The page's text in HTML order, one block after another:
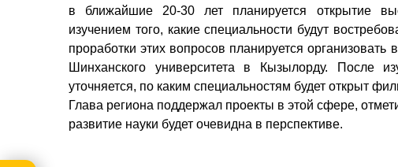
в ближайшие 20-30 лет планируется открытие
изучением того, какие специальности будут
проработки этих вопросов планируется
Шинханского университета в Кызылорду. После
уточняется, по каким специальностям будет открыт
Глава региона поддержал проекты в этой сфере,
развитие науки будет очевидна в перспективе.